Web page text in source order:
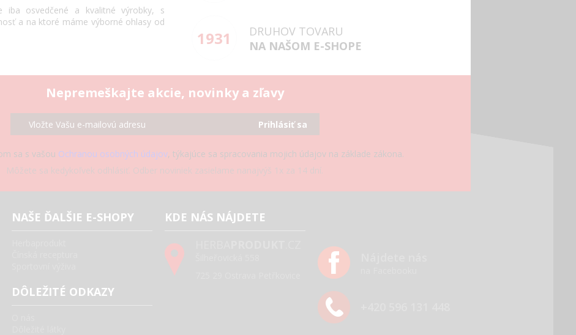
iba osvedčené a kvalitné výrobky,
s
a na ktoré máme výborné ohlasy od
1931
DRUHOV TOVARU
NA NAŠOM E-SHOPE
Nepremeškajte akcie, novinky a zľavy
Prihlásiť sa
sa s vašou Ochranou osobných údajov, týkajúce sa spracovania mojich údajov na základe zákona.
Môžete sa kedykoľvek odhlásiť. Odber noviniek zasielame nanajvýš 1x za 14 dní.
NAŠE ĎALŠIE E-SHOPY
DÔLEŽITÉ ODKAZY
KDE NÁS NÁJDETE